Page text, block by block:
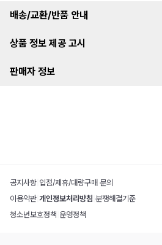
배송/교환/반품 안내
상품 정보 제공 고시
판매자 정보
공지사항 입점/제휴/대량구매 문의
이용약관 개인정보처리방침 분쟁해결기준
청소년보호정책 운영정책